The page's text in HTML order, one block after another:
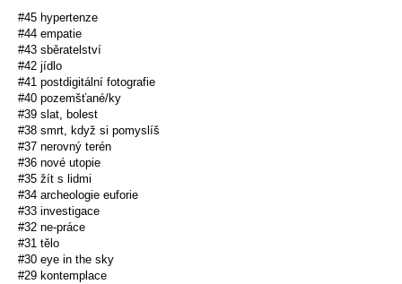
#45 hypertenze
#44 empatie
#43 sběratelství
#42 jídlo
#41 postdigitální fotografie
#40 pozemšťané/ky
#39 slat, bolest
#38 smrt, když si pomyslíš
#37 nerovný terén
#36 nové utopie
#35 žít s lidmi
#34 archeologie euforie
#33 investigace
#32 ne-práce
#31 tělo
#30 eye in the sky
#29 kontemplace